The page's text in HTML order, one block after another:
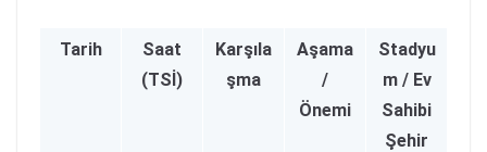
Tarih
Saat
(TSİ)
Karşıla
şma
Aşama
/
Önemi
Stadyu
m / Ev
Sahibi
Şehir